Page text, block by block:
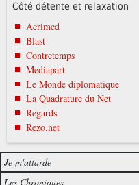
Côté détente et relaxation
Acrimed
Blast
Contretemps
Mediapart
Le Monde diplomatique
La Quadrature du Net
Regards
Rezo.net
Je m'attarde
Les Chroniques